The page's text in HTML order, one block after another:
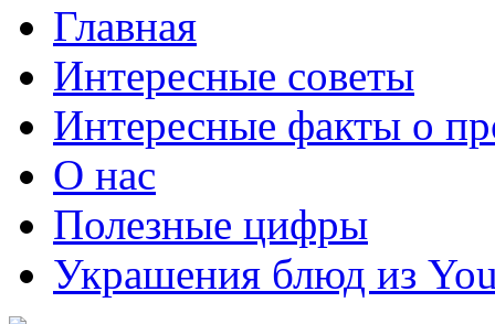
Главная
Интересные советы
Интересные факты о
О нас
Полезные цифры
Украшения блюд из